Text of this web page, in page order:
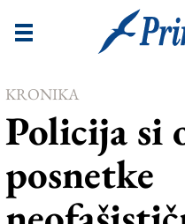
Novice
Goriška
Kultura
Šport
Še
KRONIKA
Policija si
posnetke